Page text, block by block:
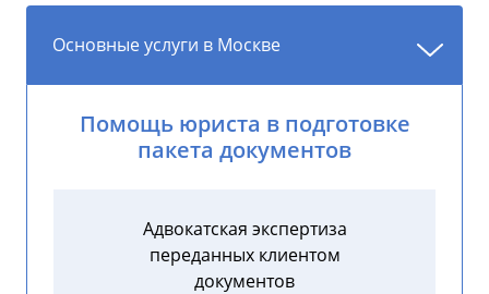
Основные услуги в Москве
Помощь юриста в подготовке
пакета документов
Адвокатская экспертиза
переданных клиентом
документов